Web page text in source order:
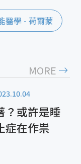
醫學 - 荷爾蒙
MORE
？或許是睡
症在作祟